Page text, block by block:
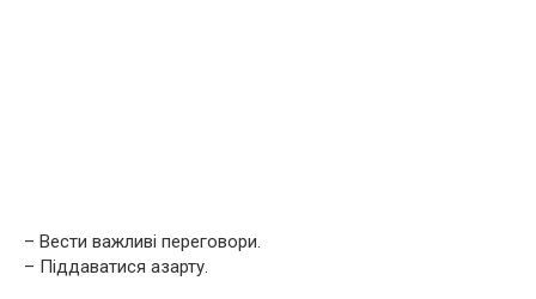
– Вести важливі переговори.
– Піддаватися азарту.